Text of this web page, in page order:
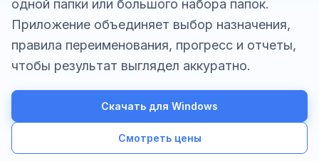
одной папки или большого набора папок.
Приложение объединяет выбор назначения,
правила переименования, прогресс и отчеты,
чтобы результат выглядел аккуратно.
Скачать для Windows
Смотреть цены